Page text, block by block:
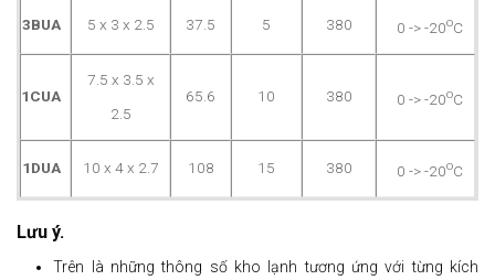
3BUA 5 x 3 x 2.5 37.5 5 380 0 -> -20oC
1CUA
7.5 x 3.5 x
2.5
65.6 10 380 0 -> -20oC
1DUA 10 x 4 x 2.7 108 15 380 0 -> -20oC
Lưu ý.
Trên là những thông số kho lạnh tương ứng với từng kích